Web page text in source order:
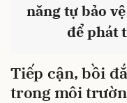
năng tự bảo
để phát
Tiếp cận,bồi
trong môi